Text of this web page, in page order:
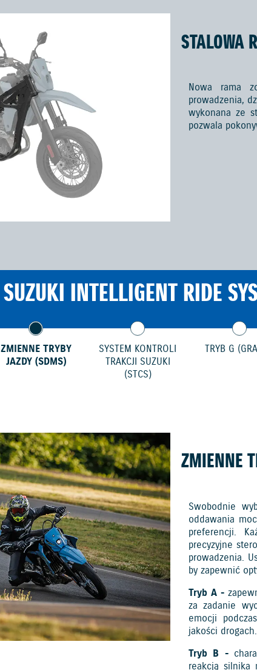
STALOWA
Nowa rama
prowadzenia,
wykonana ze
pozwala
SUZUKI INTELLIGENT RIDE
ZMIENNE TRYBY
JAZDY (SDMS)
SYSTEM KONTROLI
TRAKCJI SUZUKI
(STCS)
TRYB G
ZMIENNE
Swobodnie
oddawania
preferencji.
precyzyjne
prowadzenia.
by zapewnić
Tryb A -
za zadanie
emocji
jakości drogach.
Tryb B -
reakcją silnika